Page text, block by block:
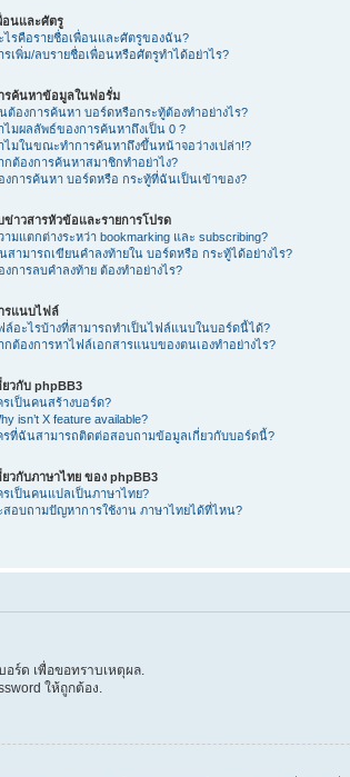
อนและศัตรู
ไรคือรายชื่อเพื่อนและศัตรูของฉัน?
รเพิ่ม/ลบรายชื่อเพื่อนหรือศัตรูทำได้อย่าไร?
รค้นหาข้อมูลในฟอรั่ม
ต้องการค้นหา บอร์ดหรือกระทู้ต้องทำอย่างไร?
ไมผลลัพธ์ของการค้นหาถึงเป็น 0 ?
ไมในขณะทำการค้นหาถึงขึ้นหน้าจอว่างเปล่า!?
กต้องการค้นหาสมาชิกทำอย่าไง?
งการค้นหา บอร์ดหรือ กระทู้ที่ฉันเป็นเข้าของ?
ข่าวสารหัวข้อและรายการโปรด
ามแตกต่างระหว่า bookmarking และ subscribing?
สามารถเขียนคำลงท้ายใน บอร์ดหรือ กระทู้ได้อย่างไร?
งการลบคำลงท้าย ต้องทำอย่างไร?
รแนบไฟล์
ล์อะไรบ้างที่สามารถทำเป็นไฟล์แนบในบอร์ดนี้ได้?
กต้องการหาไฟล์เอกสารแนบของตนเองทำอย่างไร?
ยวกับ phpBB3
รเป็นคนสร้างบอร์ด?
isn’t X feature available?
รที่ฉันสามารถติดต่อสอบถามข้อมูลเกี่ยวกับบอร์ดนี้?
ยวกับภาษาไทย ของ phpBB3
รเป็นคนแปลเป็นภาษาไทย?
สอบถามปัญหาการใช้งาน ภาษาไทยได้ที่ไหน?
ร์ด เพื่อขอทราบเหตุผล.
ให้ถูกต้อง.